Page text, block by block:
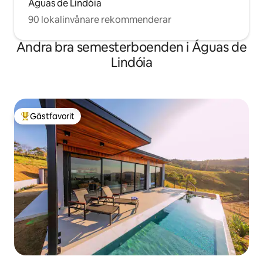
Aguas de Lindóia
90 lokalinvånare rekommenderar
Andra bra semesterboenden i Águas de
Lindóia
Populär gästfavorit
Gästfavorit